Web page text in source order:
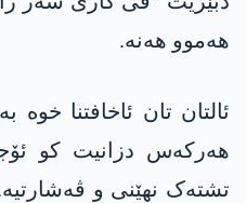
ھەموو ھەنە.
ئالتان تان ئاخافتنا
ھەرکەس دزانیت کو
تشتەک نھێنی و